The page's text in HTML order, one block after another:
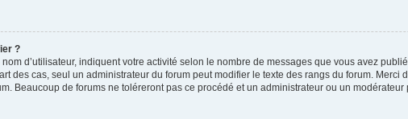
?
d’utilisateur, indiquent votre activité selon le nombre de messages que vous avez
des cas, seul un administrateur du forum peut modifier le texte des rangs du forum.
Beaucoup de forums ne toléreront pas ce procédé et un administrateur ou un